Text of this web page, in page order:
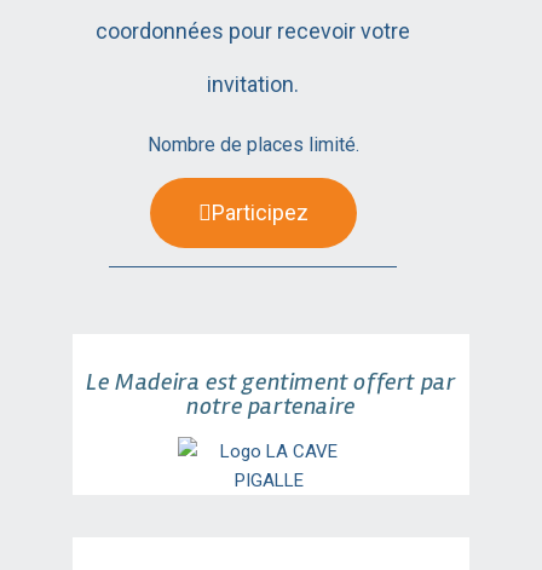
coordonnées pour recevoir votre
invitation.
Nombre de places limité.
Participez
Le Madeira est gentiment offert par
notre partenaire